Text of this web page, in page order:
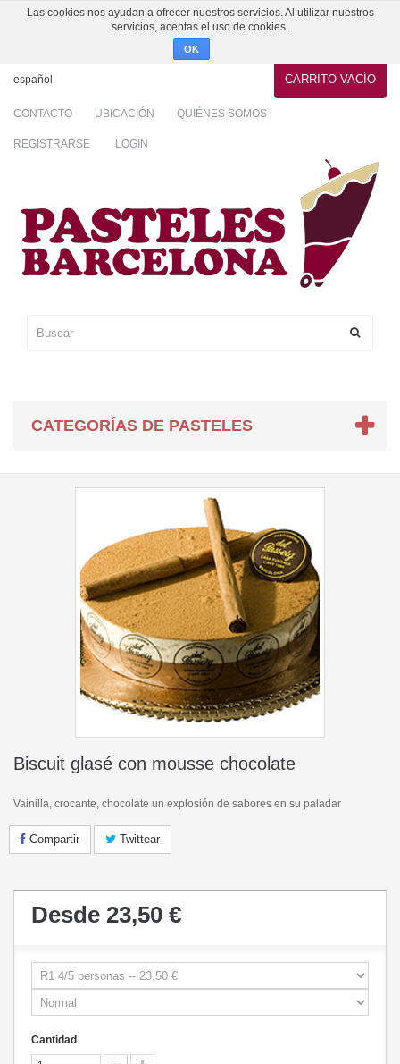
Las cookies nos ayudan a ofrecer nuestros servicios. Al utilizar nuestros
servicios, aceptas el uso de cookies.
OK
CARRITO VACÍO
español
CONTACTO UBICACIÓN QUIÉNES SOMOS
REGISTRARSE LOGIN
CATEGORÍAS DE PASTELES
Biscuit glasé con mousse chocolate
Vainilla, crocante, chocolate un explosión de sabores en su paladar
Compartir Twittear
Desde 23,50 €
Cantidad